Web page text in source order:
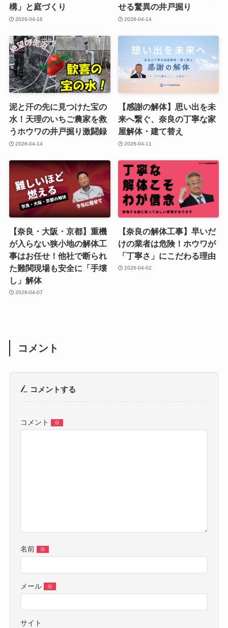
構」と庭づくり
2026-04-16
せる驚異の井戸掘り
2026-04-14
泥と汗の先に見つけた宝の
水！天理のいちご農家を救
うホウワの井戸掘り激闘録
2026-04-14
【感謝の解体】思い出を未
来へ繋ぐ、奈良の丁寧な家
屋解体・建て替え
2026-04-11
【奈良・大阪・京都】重機
が入らない狭小地の解体工
事はお任せ！他社で断られ
た難関現場も安全に「手壊
し」解体
2026-04-07
【奈良の解体工事】早いだ
けの業者は危険！ホウワが
「丁寧さ」にこだわる理由
2026-04-02
コメント
コメントする
コメント ※
名前 ※
メール ※
サイト